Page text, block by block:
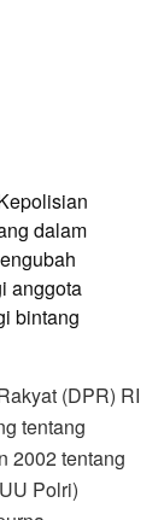
dalam
anggota
bintang
(DPR) RI
tentang
2002 tentang
Polri)